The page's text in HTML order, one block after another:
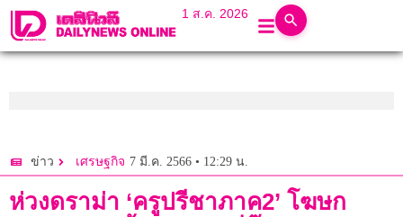
1 ส.ค. 2026
ข่าว เศรษฐกิจ 7 มี.ค. 2566 • 12:29 น.
ห่วงดราม่า ‘ครูปรีชาภาค2’ โฆษก